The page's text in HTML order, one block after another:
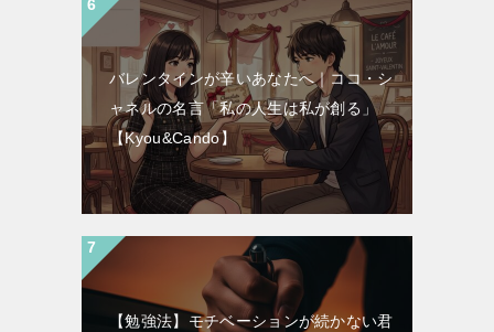
バレンタインが辛いあなたへ｜ココ・シ
ャネルの名言「私の人生は私が創る」
【Kyou&Cando】
【勉強法】モチベーションが続かない君